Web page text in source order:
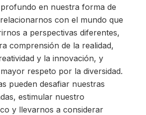
en nuestra forma de
con el mundo que
a perspectivas diferentes,
comprensión de la realidad,
y la innovación, y
respeto por la diversidad.
pueden desafiar nuestras
estimular nuestro
y llevarnos a considerar